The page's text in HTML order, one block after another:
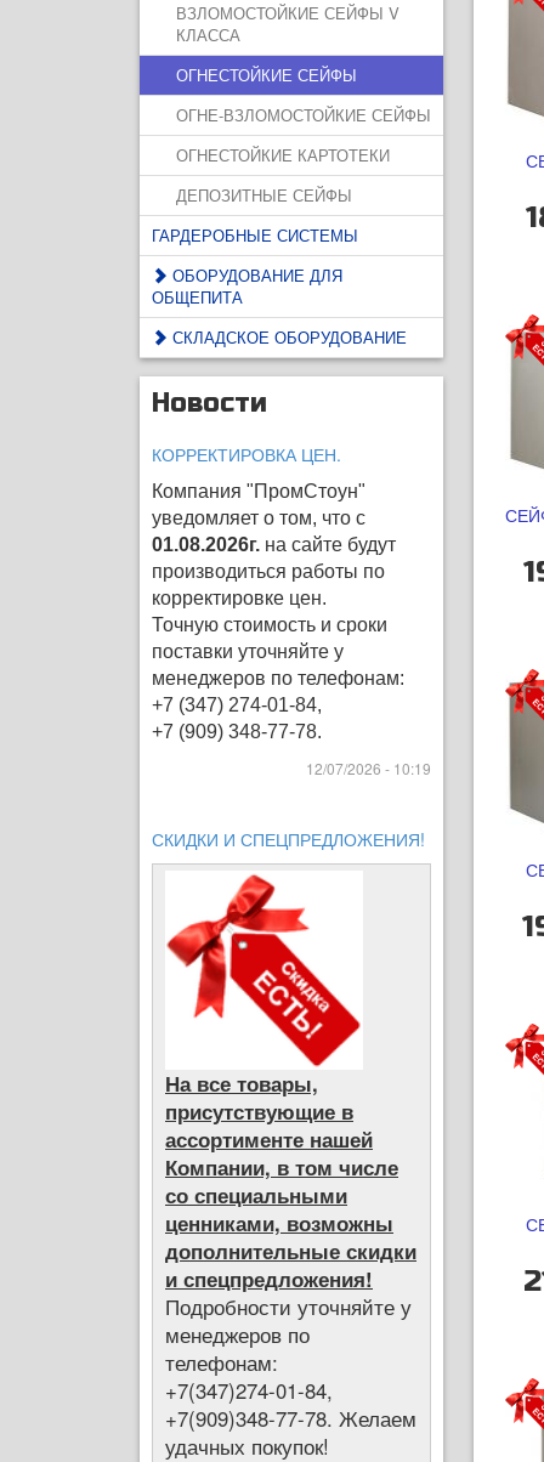
ВЗЛОМОСТОЙКИЕ СЕЙФЫ V
КЛАССА
ОГНЕСТОЙКИЕ СЕЙФЫ
ОГНЕ-ВЗЛОМОСТОЙКИЕ СЕЙФЫ
ОГНЕСТОЙКИЕ КАРТОТЕКИ
ДЕПОЗИТНЫЕ СЕЙФЫ
ГАРДЕРОБНЫЕ СИСТЕМЫ
ОБОРУДОВАНИЕ ДЛЯ
ОБЩЕПИТА
СКЛАДСКОЕ ОБОРУДОВАНИЕ
Новости
КОРРЕКТИРОВКА ЦЕН.
Компания "ПромСтоун"
уведомляет о том, что с
01.08.2026г. на сайте будут
производиться работы по
корректировке цен.
Точную стоимость и сроки
поставки уточняйте у
менеджеров по телефонам:
+7 (347) 274-01-84,
+7 (909) 348-77-78.
12/07/2026 - 10:19
СКИДКИ И СПЕЦПРЕДЛОЖЕНИЯ!
На все товары,
присутствующие в
ассортименте нашей
Компании, в том числе
со специальными
ценниками, возможны
дополнительные скидки
и спецпредложения!
Подробности уточняйте у
менеджеров по
телефонам:
+7(347)274-01-84,
+7(909)348-77-78. Желаем
удачных покупок!